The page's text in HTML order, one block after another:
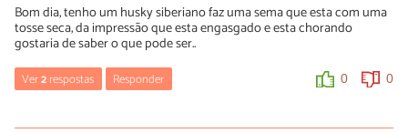
0 0
Bom dia, tenho um husky siberiano faz uma sema que esta com uma
tosse seca, da impressão que esta engasgado e esta chorando
gostaria de saber o que pode ser..
Ver2respostas Responder 0 0